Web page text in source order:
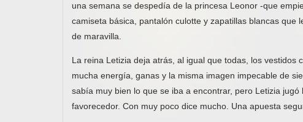
una semana se despedía de la princesa Leonor -que
camiseta básica, pantalón culotte y zapatillas blancas
de maravilla.
La reina Letizia deja atrás, al igual que todas, los
mucha energía, ganas y la misma imagen impecable de
sabía muy bien lo que se iba a encontrar, pero Letizia
favorecedor. Con muy poco dice mucho. Una apuesta